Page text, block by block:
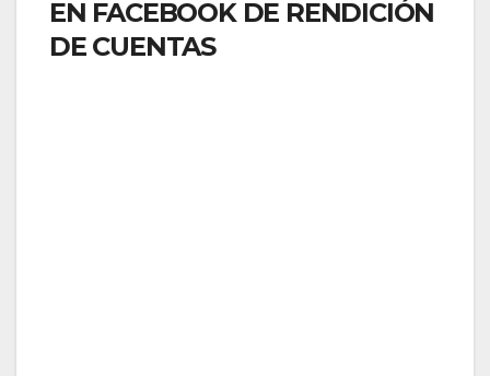
EN FACEBOOK DE RENDICIÓN
DE CUENTAS